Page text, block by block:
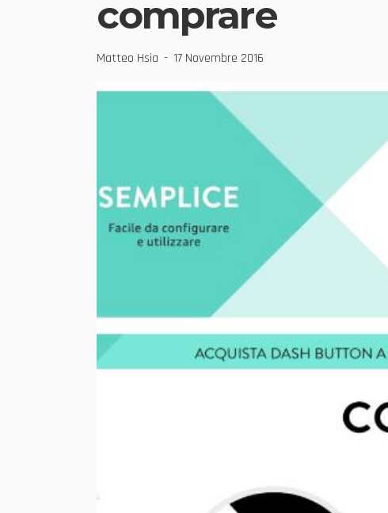
comprare
Matteo Hsia 17 Novembre 2016